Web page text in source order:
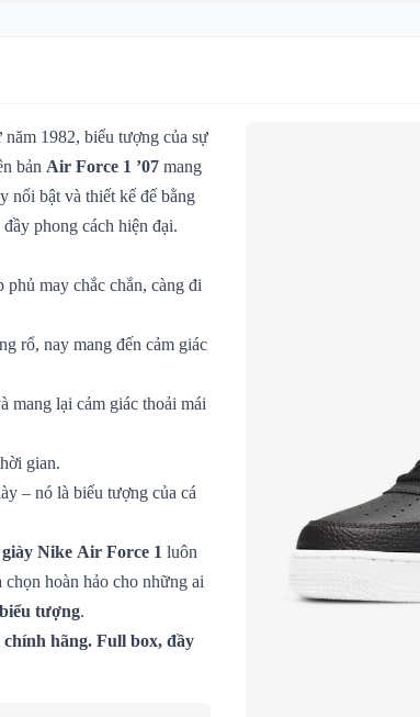
năm 1982, biểu tượng của sự
bản Air Force 1 ’07 mang
nổi bật và thiết kế đế bằng
phong cách hiện đại.
may chắc chắn, càng đi
rổ, nay mang đến cảm giác
mang lại cảm giác thoải mái
gian.
– nó là biểu tượng của cá
giày Nike Air Force 1 luôn
hoàn hảo cho những ai
tượng.
hãng. Full box, đầy